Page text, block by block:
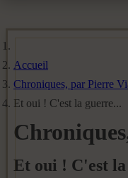
Accueil
Chroniques, par Pierre
Et oui ! C'est la guerre...
Et oui ! C'est